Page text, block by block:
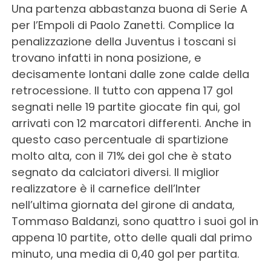
Una partenza abbastanza buona di Serie A
per l’Empoli di Paolo Zanetti. Complice la
penalizzazione della Juventus i toscani si
trovano infatti in nona posizione, e
decisamente lontani dalle zone calde della
retrocessione. Il tutto con appena 17 gol
segnati nelle 19 partite giocate fin qui, gol
arrivati con 12 marcatori differenti. Anche in
questo caso percentuale di spartizione
molto alta, con il 71% dei gol che è stato
segnato da calciatori diversi. Il miglior
realizzatore è il carnefice dell’Inter
nell’ultima giornata del girone di andata,
Tommaso Baldanzi, sono quattro i suoi gol in
appena 10 partite, otto delle quali dal primo
minuto, una media di 0,40 gol per partita.